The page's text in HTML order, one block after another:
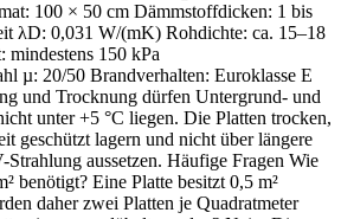
100 × 50 cm Dämmstoffdicken: 1 bis
λD: 0,031 W/(mK) Rohdichte: ca. 15–18
mindestens 150 kPa
µ: 20/50 Brandverhalten: Euroklasse E
und Trocknung dürfen Untergrund- und
unter +5 °C liegen. Die Platten trocken,
geschützt lagern und nicht über längere
aussetzen. Häufige Fragen Wie
benötigt? Eine Platte besitzt 0,5 m²
daher zwei Platten je Quadratmeter